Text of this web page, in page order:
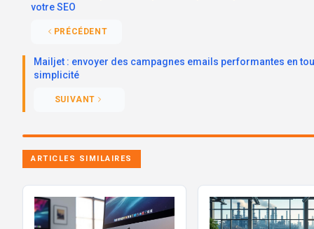
votre SEO
PRÉCÉDENT
Mailjet : envoyer des campagnes emails performantes en
simplicité
SUIVANT
ARTICLES SIMILAIRES